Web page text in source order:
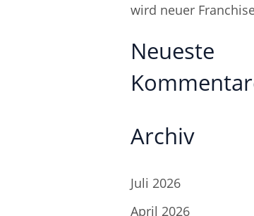
wird neuer
Neueste
Archiv
Juli 2026
April 2026